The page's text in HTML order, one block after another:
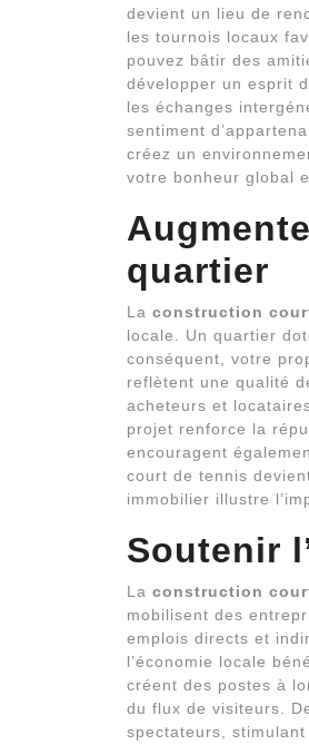
devient un lieu de
les tournois locaux
pouvez bâtir des
développer un esprit
les échanges
sentiment
créez un
votre bonheur global
quartier
La construction
locale. Un quartier
conséquent, votre
reflètent une qualité
acheteurs et
projet renforce la
encouragent
court de tennis
immobilier illustre
Soutenir
La construction
mobilisent des
emplois directs et
l’économie locale
créent des postes à
du flux de visiteurs.
spectateurs,